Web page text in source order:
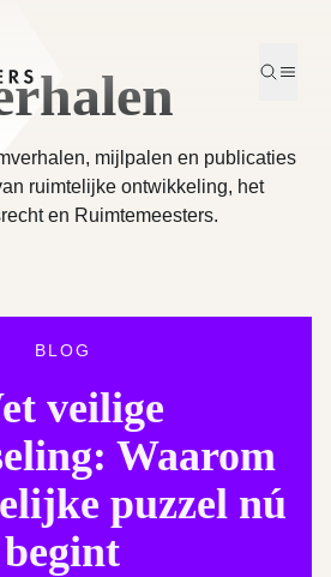
Zoeken
Menu
mijlpalen en publicaties
ruimtelijke ontwikkeling, het
en Ruimtemeesters.
BLOG
veilige
Waarom
puzzel nú
begint